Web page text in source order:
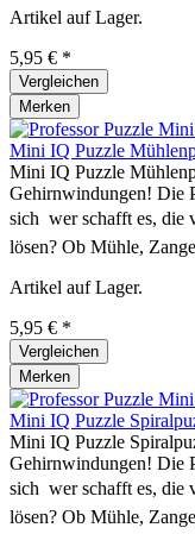
Artikel auf Lager.
5,95 € *
Vergleichen
Merken
Mini IQ Puzzle
Mini IQ Puzzle
Gehirnwindungen! Die
sich  wer schafft es,
lösen? Ob Mühle,
Artikel auf Lager.
5,95 € *
Vergleichen
Merken
Mini IQ Puzzle
Mini IQ Puzzle
Gehirnwindungen! Die
sich  wer schafft es,
lösen? Ob Mühle,